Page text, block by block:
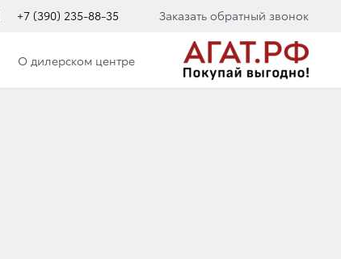
+7 (390) 235-88-35 Заказать обратный звонок
О дилерском центре